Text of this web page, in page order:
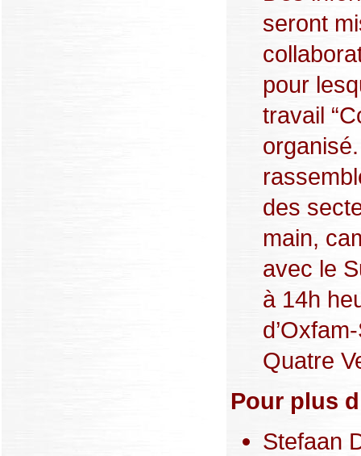
seront
pour
travail
des
main,
avec le
à 14h
Quatre
Pour plus
Stefaan